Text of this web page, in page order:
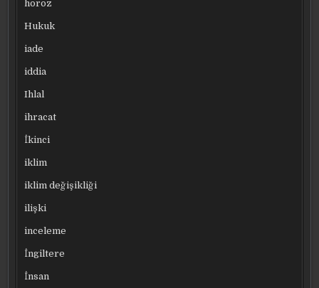
horoz
Hukuk
iade
iddia
Ihlal
ihracat
İkinci
iklim
iklim değişikliği
ilişki
inceleme
İngiltere
İnsan